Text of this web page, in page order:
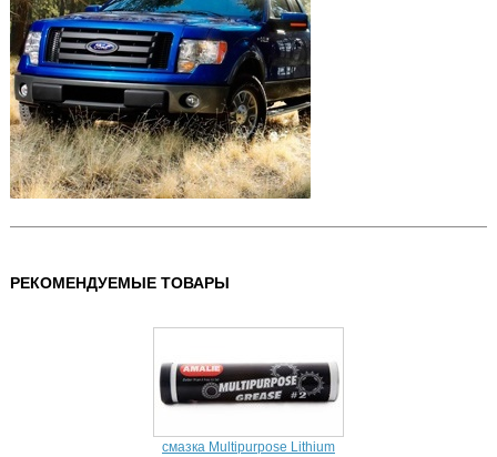
РЕКОМЕНДУЕМЫЕ ТОВАРЫ
смазка Multipurpose Lithium